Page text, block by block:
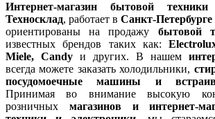
Интернет-магазин бытовой
Техносклад, работает в Санкт-Петербурге
ориентированы на продажу бытовой
известных брендов таких как:
Miele, Candy и других. В нашем
всегда можете заказать холодильники,
посудомоечные машины и
Принимая во внимание высокую
розничных магазинов и интернет-